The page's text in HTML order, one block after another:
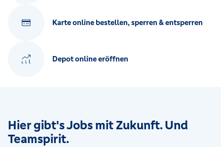
Karte online bestellen, sperren & entsperren
Depot online eröffnen
Hier gibt's Jobs mit Zukunft. Und
Teamspirit.